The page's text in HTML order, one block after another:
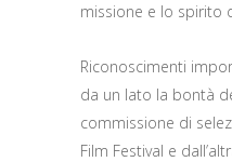
missione e lo spirito
Riconoscimenti
da un lato la bontà
commissione di
Film Festival e